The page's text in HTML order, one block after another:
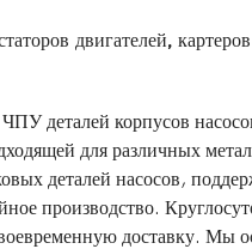
двигателей,
деталей корпусов
для различных
деталей насосов,
производство.
доставку. Мы